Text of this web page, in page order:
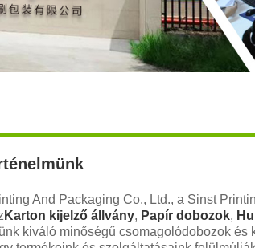
And Packaging Co., Ltd., a Sinst
Karton kijelző állvány, Papír dobozok,
kiváló minőségű csomagolódobozok